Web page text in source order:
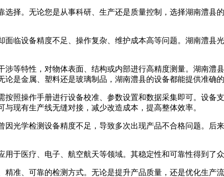
择。无论您是从事科研、生产还是质量控制，选择湖南澧县
临设备精度不足、操作复杂、维护成本高等问题。湖南澧县
等特性，对物体表面、结构或内部进行高精度测量。湖南
是金属、塑料还是玻璃制品，湖南澧县的设备都能提供准确
照操作手册进行设备校准、参数设置和数据采集即可。设备
现有生产线无缝对接，减少改造成本，提高整体效率。
因光学检测设备精度不足，导致多次出现产品不合格问题。
于医疗、电子、航空航天等领域。其稳定性和可靠性得到了
准、可靠的检测方式。无论是提升产品质量，还是优化生产